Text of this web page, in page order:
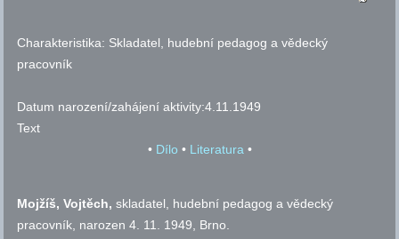
Charakteristika: Skladatel, hudební pedagog a vědecký
pracovník
Datum narození/zahájení aktivity:4.11.1949
Text
• Dílo • Literatura•
Mojžíš, Vojtěch, skladatel, hudební pedagog a vědecký
pracovník, narozen 4. 11. 1949, Brno.